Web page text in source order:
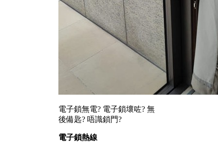
電子鎖無電? 電子鎖壞咗? 無
後備匙? 唔識鎖門?
電子鎖熱線